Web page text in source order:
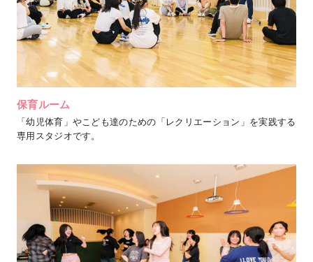
保育ルーム
「幼児体育」やこども達のための「レクリエーション」を実践する
専用スタジオです。